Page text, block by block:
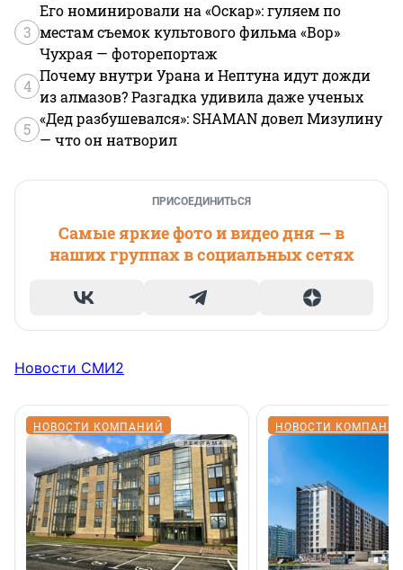
3
Его номинировали на «Оскар»: гуляем по
местам съемок культового фильма «Вор»
Чухрая — фоторепортаж
4
Почему внутри Урана и Нептуна идут дожди
из алмазов? Разгадка удивила даже ученых
5
«Дед разбушевался»: SHAMAN довел Мизулину
— что он натворил
ПРИСОЕДИНИТЬСЯ
Самые яркие фото и видео дня — в
наших группах в социальных сетях
Новости СМИ2
НОВОСТИ КОМПАНИЙ НОВОСТИ